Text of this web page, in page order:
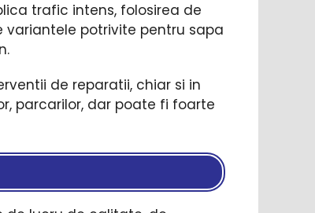
trafic intens, folosirea de
variantele potrivite pentru sapa
de reparatii, chiar si in
parcarilor, dar poate fi foarte